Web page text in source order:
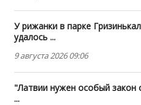
У рижанки в парке
удалось ...
9 августа 2026 09:06
"Латвии нужен особый
...